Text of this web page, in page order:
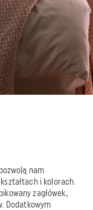
nam
i kolorach.
zagłówek,
Dodatkowym